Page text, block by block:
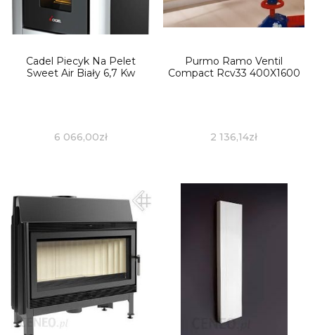
Cadel Piecyk Na Pelet
Sweet Air Biały 6,7 Kw
6 066,00zł
Purmo Ramo Ventil
Compact Rcv33 400X1600
2 136,14zł